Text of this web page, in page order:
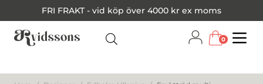
FRI FRAKT - vid köp över 4000 kr ex moms
0